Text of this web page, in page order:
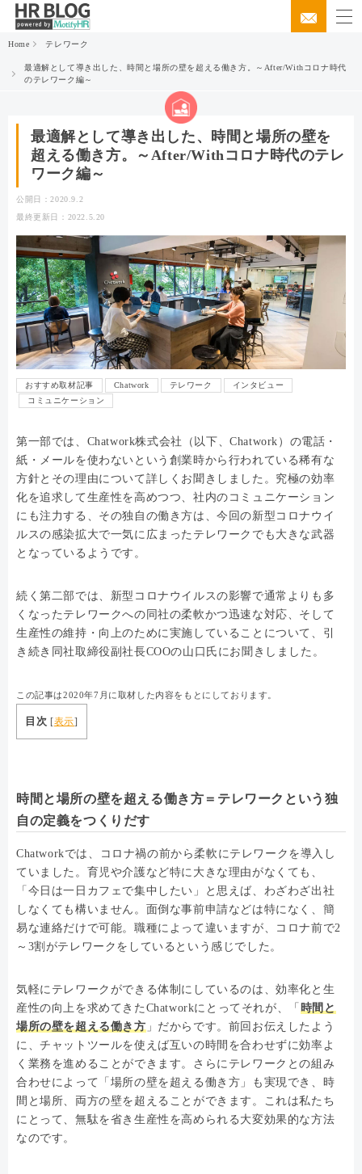
Home テレワーク
最適解として導き出した、時間と場所の壁を超える働き方。～After/Withコロナ時代
のテレワーク編～
最適解として導き出した、時間と場所の壁を
超える働き方。～After/Withコロナ時代のテレ
ワーク編～
公開日：2020.9.2
最終更新日：2022.5.20
おすすめ取材記事 Chatwork テレワーク
インタビュー
コミュニケーション
第一部では、Chatwork株式会社（以下、Chatwork）の電話・
紙・メールを使わないという創業時から行われている稀有な
方針とその理由について詳しくお聞きしました。究極の効率
化を追求して生産性を高めつつ、社内のコミュニケーション
にも注力する、その独自の働き方は、今回の新型コロナウイ
ルスの感染拡大で一気に広まったテレワークでも大きな武器
となっているようです。
続く第二部では、新型コロナウイルスの影響で通常よりも多
くなったテレワークへの同社の柔軟かつ迅速な対応、そして
生産性の維持・向上のために実施していることについて、引
き続き同社取締役副社長COOの山口氏にお聞きしました。
この記事は2020年7月に取材した内容をもとにしております。
目次 [表示]
時間と場所の壁を超える働き方＝テレワークという独
自の定義をつくりだす
Chatworkでは、コロナ禍の前から柔軟にテレワークを導入し
ていました。育児や介護など特に大きな理由がなくても、
「今日は一日カフェで集中したい」と思えば、わざわざ出社
しなくても構いません。面倒な事前申請などは特になく、簡
易な連絡だけで可能。職種によって違いますが、コロナ前で2
～3割がテレワークをしているという感じでした。
気軽にテレワークができる体制にしているのは、効率化と生
産性の向上を求めてきたChatworkにとってそれが、「 時間と
場所の壁を超える働き方」だからです。前回お伝えしたよう
に、チャットツールを使えば互いの時間を合わせずに効率よ
く業務を進めることができます。さらにテレワークとの組み
合わせによって「場所の壁を超える働き方」も実現でき、時
間と場所、両方の壁を超えることができます。これは私たち
にとって、無駄を省き生産性を高められる大変効果的な方法
なのです。